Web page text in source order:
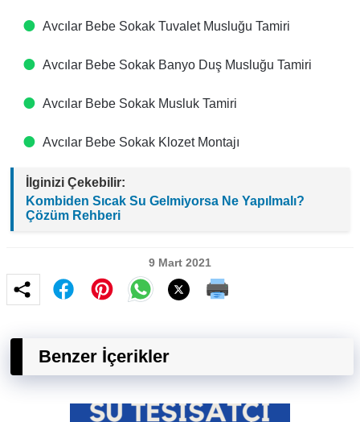
Avcılar Bebe Sokak Tuvalet Musluğu Tamiri
Avcılar Bebe Sokak Banyo Duş Musluğu Tamiri
Avcılar Bebe Sokak Musluk Tamiri
Avcılar Bebe Sokak Klozet Montajı
İlginizi Çekebilir:
Kombiden Sıcak Su Gelmiyorsa Ne Yapılmalı?
Çözüm Rehberi
9 Mart 2021
Benzer İçerikler